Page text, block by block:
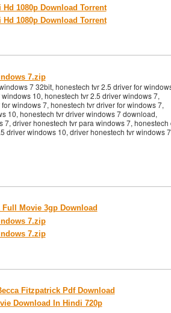
1080p Download Torrent
1080p Download Torrent
7.zip
7 32bit, honestech tvr 2.5 driver for
10, honestech tvr 2.5 driver windows 7,
windows 7, honestech tvr driver for windows 7,
10, honestech tvr driver windows 7 download,
7, driver honestech tvr para windows 7, honestech
driver windows 10, driver honestech tvr windows
Movie 3gp Download
7.zip
7.zip
Fitzpatrick Pdf Download
Download In Hindi 720p